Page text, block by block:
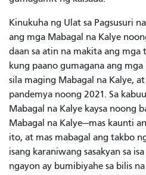
Kinukuha ng Ulat sa Pagsusuri
ang mga Mabagal na Kalye
daan sa atin na makita ang mga
kung paano gumagana ang
sila maging Mabagal na Kalye,
pandemya noong 2021. Sa
Mabagal na Kalye kaysa noong
Mabagal na Kalye—mas kaunti
ito, at mas mabagal ang takbo
isang karaniwang sasakyan sa
ngayon ay bumibiyahe sa bilis